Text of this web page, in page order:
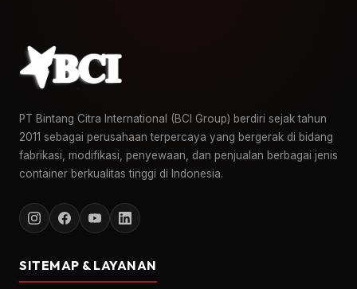
PT Bintang Citra International (BCI Group) berdiri sejak tahun
2011 sebagai perusahaan terpercaya yang bergerak di bidang
fabrikasi, modifikasi, penyewaan, dan penjualan berbagai jenis
container berkualitas tinggi di Indonesia.
SITEMAP & LAYANAN